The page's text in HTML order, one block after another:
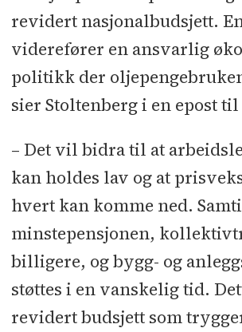
revidert nasjonalbudsjett.
viderefører en ansvarlig
politikk der
sier Stoltenberg i en epost til
– Det vil bidra til at
kan holdes lav og at
hvert kan komme ned.
minstepensjonen,
billigere, og bygg- og
støttes i en vanskelig tid.
revidert budsjett som